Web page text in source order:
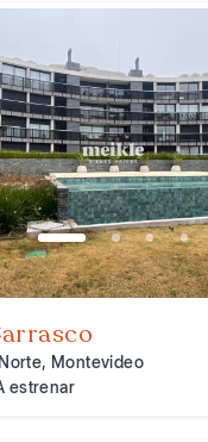
Montevideo
estrenar